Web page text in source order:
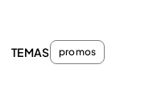
TEMAS promos